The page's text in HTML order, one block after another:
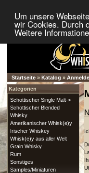
Um unsere
wir Cookies. Durch
Weitere
Startseite » Katalog »
Kategorien
Schottischer Single Malt->
Schottischer Blended
Whisky
Amerikanischer Whisk(e)y
Irischer Whiskey
Whisk(e)y aus aller Welt
Grain Whisky
Rum
Sonstiges
Samples/Miniaturen